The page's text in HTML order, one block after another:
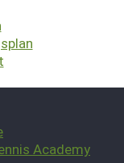
Academy